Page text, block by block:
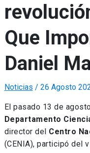
Que
Daniel
Noticias / 26 Agosto
El pasado 13 de
Departamento
director del Centro
(CENIA), participó del